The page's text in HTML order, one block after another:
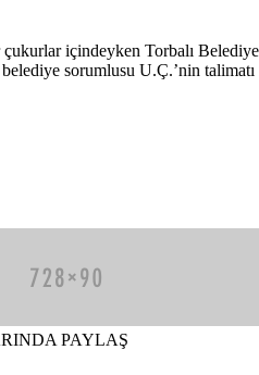
içindeyken Torbalı
sorumlusu U.Ç.’nin
PAYLAŞ